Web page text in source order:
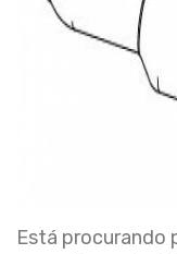
Está procurando